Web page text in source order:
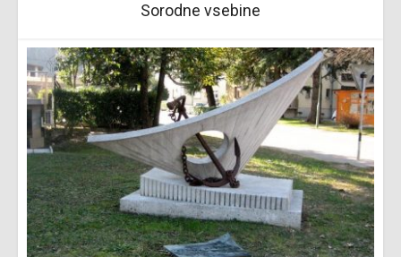
Sorodne vsebine